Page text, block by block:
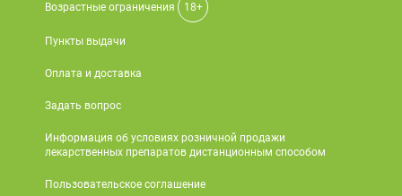
Возрастные ограничения 18+
Пункты выдачи
Оплата и доставка
Задать вопрос
Информация об условиях розничной продажи
лекарственных препаратов дистанционным способом
Пользовательское соглашение